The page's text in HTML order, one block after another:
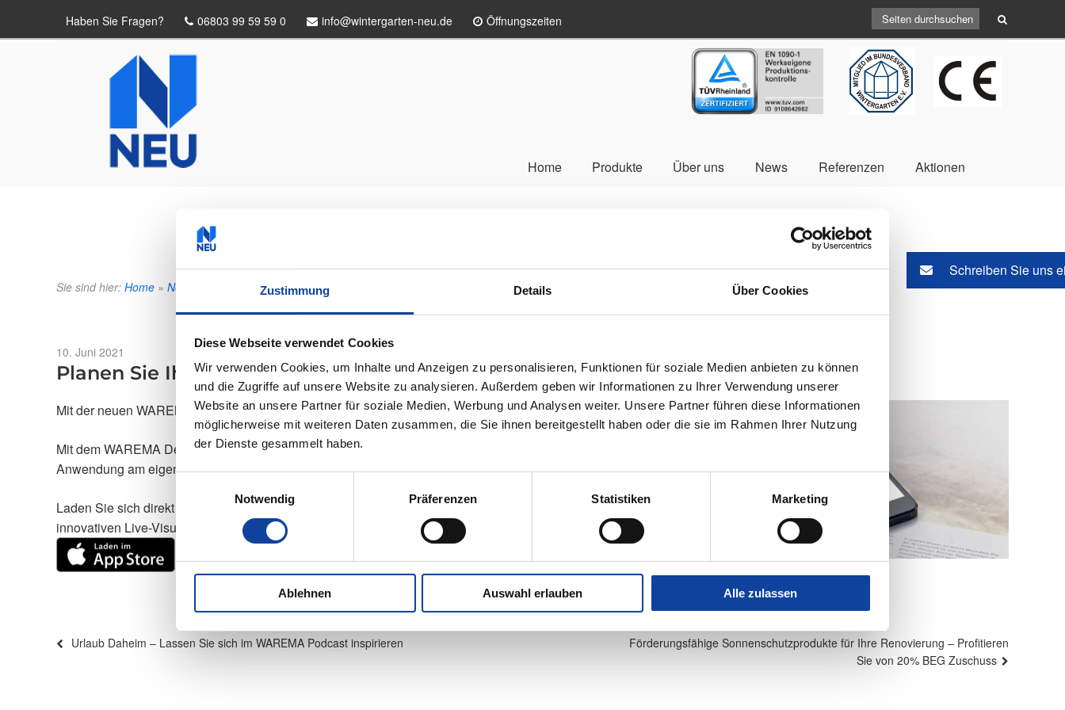
Zustimmung Details Über Cookies
Diese Webseite verwendet Cookies
Wir verwenden Cookies, um Inhalte und Anzeigen zu personalisieren, Funktionen für soziale Medien anbieten zu können
und die Zugriffe auf unsere Website zu analysieren. Außerdem geben wir Informationen zu Ihrer Verwendung unserer
Website an unsere Partner für soziale Medien, Werbung und Analysen weiter. Unsere Partner führen diese Informationen
möglicherweise mit weiteren Daten zusammen, die Sie ihnen bereitgestellt haben oder die sie im Rahmen Ihrer Nutzung
der Dienste gesammelt haben.
Notwendig
Präferenzen Statistiken Marketing
Ablehnen Auswahl erlauben Alle zulassen
Haben Sie Fragen? 06803 99 59 59 0 info@wintergarten-neu.de Öffnungszeiten
Home Produkte Über uns News Referenzen Aktionen
Sie sind hier: Home » News Planen Sie Ihre Markise live an Ihrer Terrasse
Veröffentlicht
am
10. Juni 2021
Planen Sie Ihre Markise live an Ihrer Terrasse
Mit der neuen WAREMA Designer App!
Mit dem WAREMA Designer, einer smarten App lassen sich Outdoor Living Produkte als smarte App-
Anwendung am eigenen Haus erleben.
Laden Sie sich direkt den WAREMA Designer herunter und erleben Sie unsere Sonnenschutzsysteme in der
innovativen Live-Visualisierung!
Beitragsnavigation
Vorheriger
Urlaub Daheim – Lassen Sie sich im WAREMA Podcast inspirieren
Nächster
Förderungsfähige Sonnenschutzprodukte für Ihre Renovierung – Profitieren
Sie von 20% BEG Zuschuss
TÜV CE
Schreiben Sie uns